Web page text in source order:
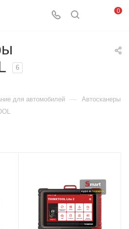
0
6
для автомобилей — Автосканеры